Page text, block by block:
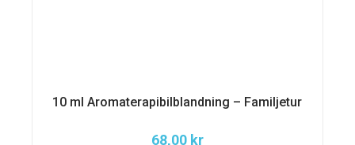
10 ml Aromaterapibilblandning – Familjetur
68,00 kr